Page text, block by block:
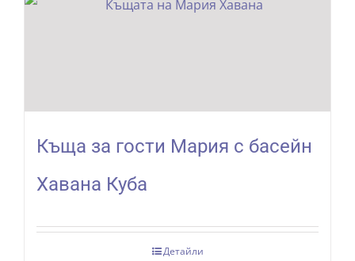
Къща за гости Мария с басейн
Хавана Куба
Детайли